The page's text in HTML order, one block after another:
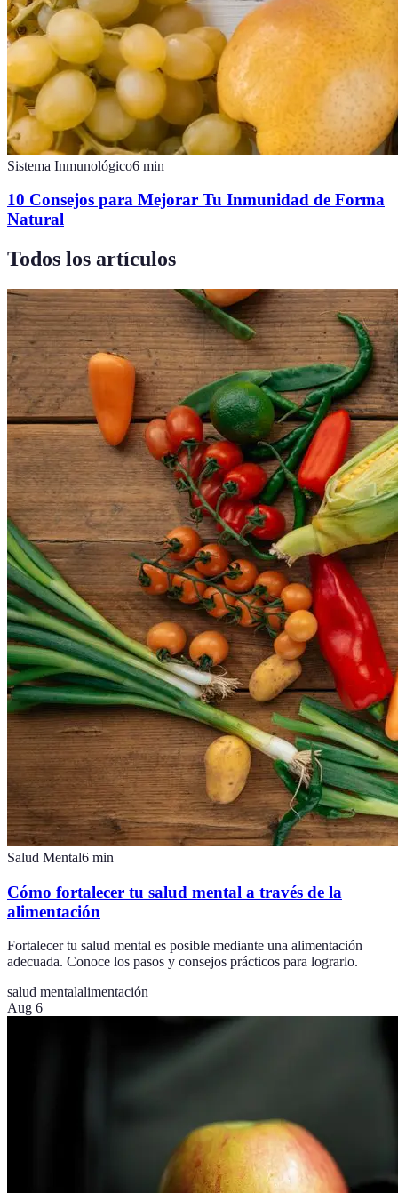
Sistema Inmunológico6 min
10 Consejos para Mejorar Tu Inmunidad de Forma
Natural
Todos los artículos
Salud Mental6 min
Cómo fortalecer tu salud mental a través de la
alimentación
Fortalecer tu salud mental es posible mediante una alimentación
adecuada. Conoce los pasos y consejos prácticos para lograrlo.
salud mentalalimentación
Aug 6